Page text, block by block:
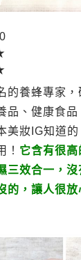
的養蜂專家，
品、健康食
美妝IG知道
！ 它含有很
三效合一，
的，讓人很放